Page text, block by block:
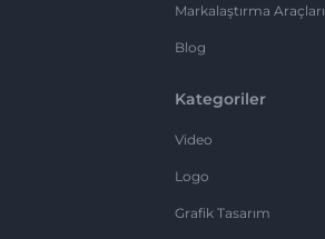
Markalaştırma Araçları
Blog
Kategoriler
Video
Logo
Grafik Tasarım